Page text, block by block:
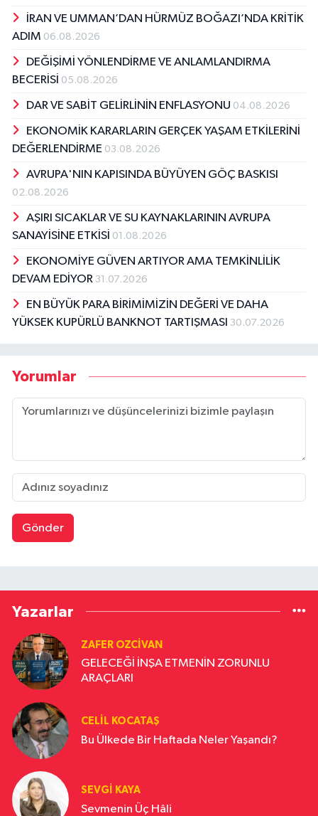
İRAN VE UMMAN’DAN HÜRMÜZ BOĞAZI’NDA KRİTİK
ADIM 06.08.2026
DEĞİŞİMİ YÖNLENDİRME VE ANLAMLANDIRMA
BECERİSİ 05.08.2026
DAR VE SABİT GELİRLİNİN ENFLASYONU 04.08.2026
EKONOMİK KARARLARIN GERÇEK YAŞAM ETKİLERİNİ
DEĞERLENDİRME 03.08.2026
AVRUPA'NIN KAPISINDA BÜYÜYEN GÖÇ BASKISI
02.08.2026
AŞIRI SICAKLAR VE SU KAYNAKLARININ AVRUPA
SANAYİSİNE ETKİSİ 01.08.2026
EKONOMİYE GÜVEN ARTIYOR AMA TEMKİNLİLİK
DEVAM EDİYOR 31.07.2026
EN BÜYÜK PARA BİRİMİMİZİN DEĞERİ VE DAHA
YÜKSEK KUPÜRLÜ BANKNOT TARTIŞMASI 30.07.2026
Yorumlar
Gönder
Yazarlar
ZAFER OZCIVAN
GELECEĞİ İNŞA ETMENİN ZORUNLU
ARAÇLARI
CELIL KOCATAŞ
Bu Ülkede Bir Haftada Neler Yaşandı?
SEVGI KAYA
Sevmenin Üç Hâli